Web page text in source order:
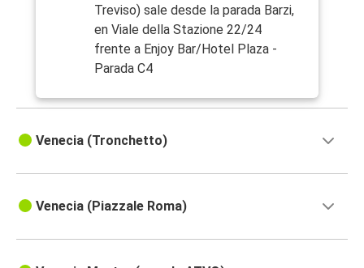
Treviso) sale desde la parada Barzi,
en Viale della Stazione 22/24
frente a Enjoy Bar/Hotel Plaza -
Parada C4
Venecia (Tronchetto)
Venecia (Piazzale Roma)